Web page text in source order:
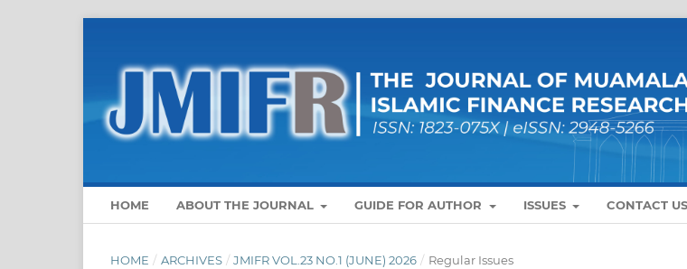
HOME ABOUT THE JOURNAL GUIDE FOR AUTHOR ISSUES CONTACT US
HOME / ARCHIVES / JMIFR VOL.23 NO.1 (JUNE) 2026 / Regular Issues